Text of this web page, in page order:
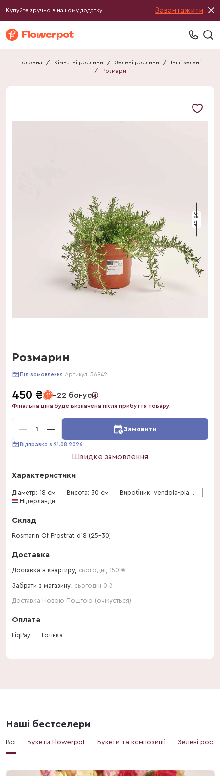
Купуйте зручно в нашому додатку Завантажити
Головна / Кімнатні рослини / Зелені рослини /
Інші зелені
/
Розмарин
30 см
Розмарин
Під замовлення Артикул: 36942
450 ₴ +22 бонуси
Фінальна ціна буде визначена після прибуття товару.
1 Замовити
Відправка з 21.08.2026
Швидке замовлення
Характеристики
Діаметр: 18 см Висота: 30 см
Виробник: vendola-plants-sas
Нідерланди
Склад
Rosmarin Of Prostrat d18 (25-30)
Доставка
Доставка в квартиру, сьогодні 150 ₴
Забрати з магазину, сьогодні 0 ₴
Доставка Новою Поштою (очікується)
Оплата
LiqPay Готівка
Наші бестселери
Всі Букети Flowerpot Букети та композиції Зелені